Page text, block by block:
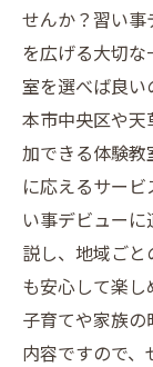
せんか？習い
を広げる大切
室を選べば良
本市中央区や
加できる体験教
に応えるサー
い事デビュー
説し、地域ご
も安心して楽
子育てや家族
内容ですので、